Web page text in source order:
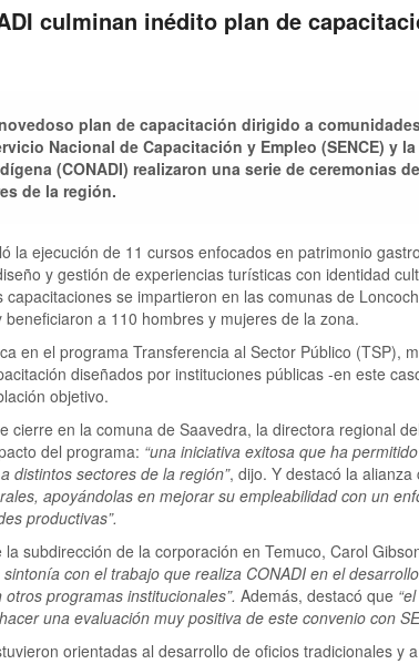
culminan inédito plan de
plan de capacitación dirigido a
Nacional de Capacitación y Empleo (SENCE) y
(CONADI) realizaron una serie de ceremonias
de la región.
la ejecución de 11 cursos enfocados en patrimonio
y gestión de experiencias turísticas con identidad
capacitaciones se impartieron en las comunas de
a 110 hombres y mujeres de la zona.
en el programa Transferencia al Sector Público (TSP),
diseñados por instituciones públicas -en este
objetivo.
cierre en la comuna de Saavedra, la directora regional
del programa: “una iniciativa exitosa que ha
distintos sectores de la región”, dijo. Y destacó la alianza
apoyándolas en mejorar su empleabilidad con un
productivas”.
subdirección de la corporación en Temuco, Carol
sintonía con el trabajo que realiza CONADI en el
programas institucionales”. Además, destacó que
una evaluación muy positiva de este convenio con
orientadas al desarrollo de oficios tradicionales y